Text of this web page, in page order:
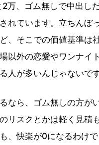
万、ゴム無しで中出し
れています。立ちんぼ
、そこでの価値基準は
以外の恋愛やワンナイ
人が多いんじゃないです
ら、ゴム無しの方が
リスクとかは軽く見積
、快楽が0になるわけ